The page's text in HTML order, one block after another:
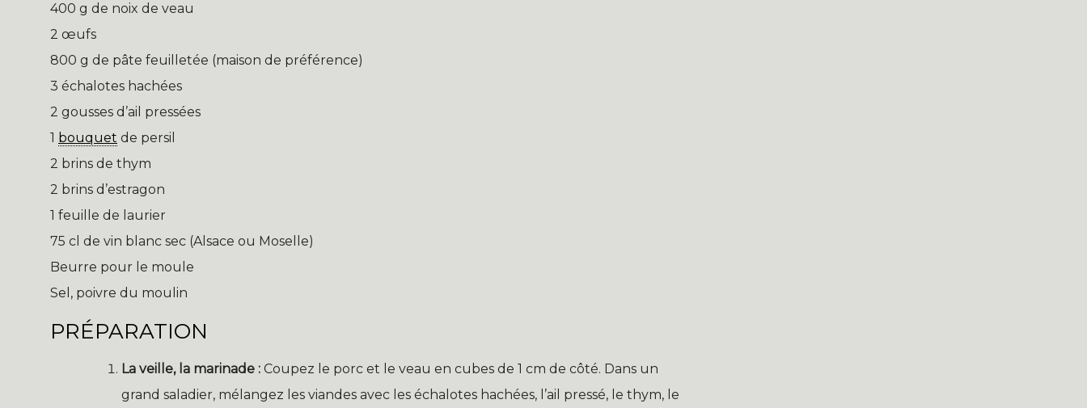
400 g de noix de veau
2 œufs
800 g de pâte feuilletée (maison de préférence)
3 échalotes hachées
2 gousses d’ail pressées
1 bouquet de persil
2 brins de thym
2 brins d’estragon
1 feuille de laurier
75 cl de vin blanc sec (Alsace ou Moselle)
Beurre pour le moule
Sel, poivre du moulin
PRÉPARATION
La veille, la marinade : Coupez le porc et le veau en cubes de 1 cm de côté. Dans un
grand saladier, mélangez les viandes avec les échalotes hachées, l’ail pressé, le thym, le